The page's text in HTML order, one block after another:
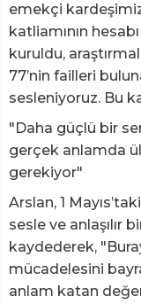
emekçi
katliamının
kuruldu,
77’nin failleri
sesleniyoruz. Bu
"Daha güçlü bir
gerçek anlamda
gerekiyor"
Arslan, 1
sesle ve anlaşılır
kaydederek,
mücadelesini
anlam katan